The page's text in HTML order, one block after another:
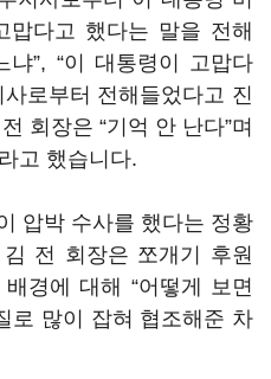
맙다고 했다는 말을 전해
냐”, “이 대통령이 고맙다
로부터 전해들었다고 진
회장은 “기억 안 난다”며
고 했습니다.
압박 수사를 했다는 정황
전 회장은 쪼개기 후원
경에 대해 “어떻게 보면
로 많이 잡혀 협조해준 차